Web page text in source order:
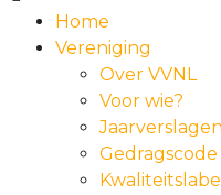
Home
Vereniging
Over VVNL
Voor wie?
Jaarverslagen
Gedragscode
Kwaliteitslabel